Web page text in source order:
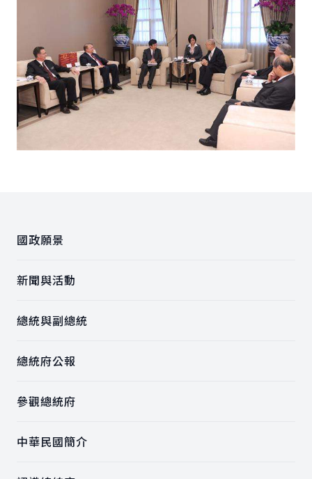
國政願景
新聞與活動
總統與副總統
總統府公報
參觀總統府
中華民國簡介